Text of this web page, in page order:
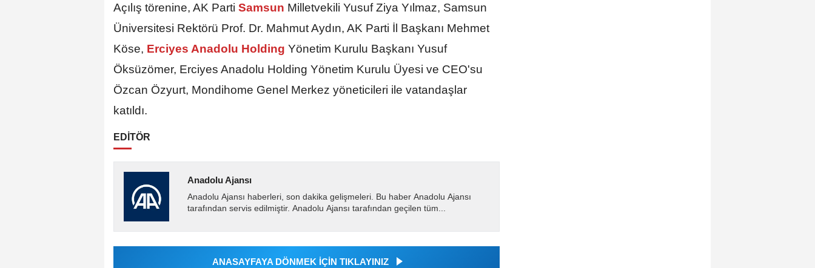
Açılış törenine, AK Parti Samsun Milletvekili Yusuf Ziya Yılmaz, Samsun
Üniversitesi Rektörü Prof. Dr. Mahmut Aydın, AK Parti İl Başkanı Mehmet
Köse, Erciyes Anadolu Holding Yönetim Kurulu Başkanı Yusuf
Öksüzömer, Erciyes Anadolu Holding Yönetim Kurulu Üyesi ve CEO'su
Özcan Özyurt, Mondihome Genel Merkez yöneticileri ile vatandaşlar
katıldı.
EDİTÖR
Anadolu Ajansı
Anadolu Ajansı haberleri, son dakika gelişmeleri. Bu haber Anadolu Ajansı
tarafından servis edilmiştir. Anadolu Ajansı tarafından geçilen tüm...
ANASAYFAYA DÖNMEK İÇİN TIKLAYINIZ